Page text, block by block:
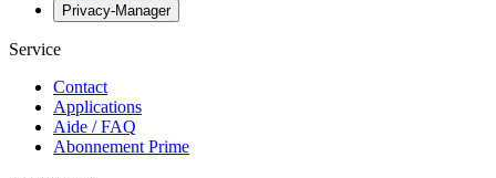
Privacy-Manager
Service
Contact
Applications
Aide / FAQ
Abonnement Prime